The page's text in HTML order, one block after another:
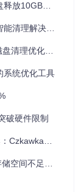
纹，对比指
能识别构图相
最佳作品时，
并清理这些通
残留、浏览器
间的高效方法
理解决方案
理优化方案
系统优化工具
破硬件限制
文件清理工具
间不足问题